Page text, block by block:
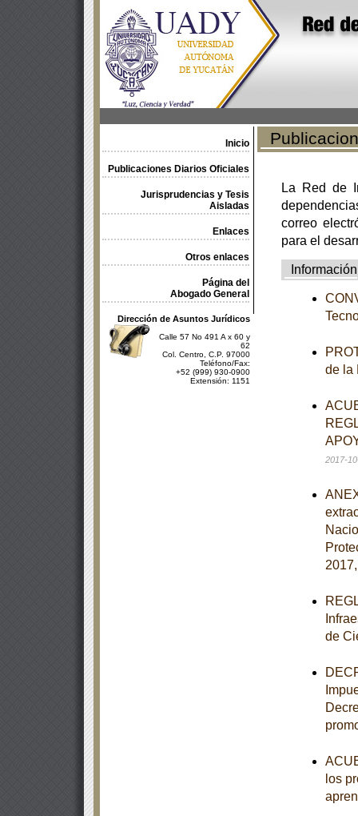
Inicio
Publicaciones Diarios Oficiales
Jurisprudencias y Tesis
Aisladas
Enlaces
Otros enlaces
Página del
Abogado General
Dirección de Asuntos Jurídicos
Calle 57 No 491 A x 60 y
62
Col. Centro, C.P. 97000
Teléfono/Fax:
+52 (999) 930-0900
Extensión: 1151
La Red de
correo
para el
Información
de la
2017-
de
los